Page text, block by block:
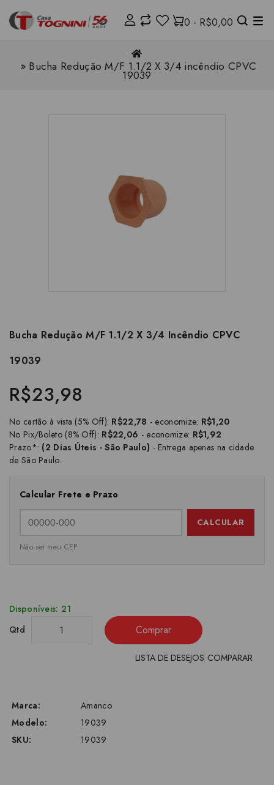
0 - R$0,00
Bucha Redução M/F 1.1/2 X 3/4 incêndio CPVC
19039
Bucha Redução M/F 1.1/2 X 3/4 Incêndio CPVC
19039
R$23,98
No cartão à vista (5% Off): R$22,78 - economize: R$1,20
No Pix/Boleto (8% Off): R$22,06 - economize: R$1,92
Prazo*: (2 Dias Úteis - São Paulo) - Entrega apenas na cidade
de São Paulo.
Calcular Frete e Prazo
CALCULAR
Não sei meu CEP
Disponíveis: 21
Qtd
Comprar
LISTA DE DESEJOS COMPARAR
Marca:
Amanco
Modelo:
19039
SKU:
19039